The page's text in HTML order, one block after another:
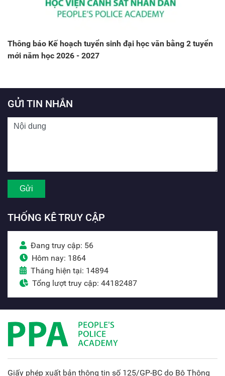
Thông báo Kế hoạch tuyển sinh đại học văn bằng 2 tuyển
mới năm học 2026 - 2027
GỬI TIN NHẮN
THỐNG KÊ TRUY CẬP
Đang truy cập: 56
Hôm nay: 1864
Tháng hiện tại: 14894
Tổng lượt truy cập: 44182487
Giấy phép xuất bản thông tin số 125/GP-BC do Bộ Thông